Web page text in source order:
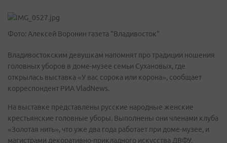
Фото: Алексей Воронин газета "Владивосток"
Владивостокским девушкам напомнят про традиции ношения
головных уборов в доме-музее семьи Сухановых, где
открылась выставка «У вас сорока или корона», сообщает
корреспондент РИА VladNews.
На выставке представлены русские народные женские
крестьянские головные уборы. Выполнены они членами клуба
«Золотая нить», что уже два года работает при доме-музее, и
магистрами декоративно-прикладного искусства ДВФУ.